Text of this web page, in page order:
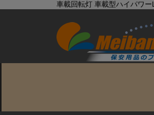
車載回転灯 車載型ハイパワ